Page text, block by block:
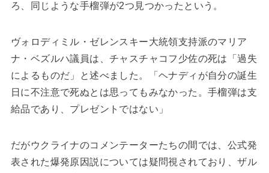
ろ、同じような手榴弾が2つ見つかったという。
ヴォロディミル・ゼレンスキー大統領支持派のマリア
ナ・ベズルハ議員は、チャスチャコフ少佐の死は「過失
によるものだ」と述べました。「ヘナディが自分の誕生
日に不注意で死ぬとは思ってもみなかった。手榴弾は支
給品であり、プレゼントではない」
だがウクライナのコメンテーターたちの間では、公式発
表された爆発原因説については疑問視されており、ザル